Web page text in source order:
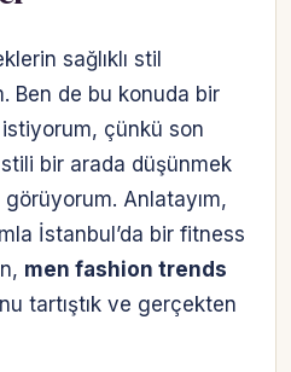
sağlıklı stil
Ben de bu konuda bir
çünkü son
bir arada düşünmek
görüyorum. Anlatayım,
İstanbul’da bir fitness
men fashion trends
tartıştık ve gerçekten